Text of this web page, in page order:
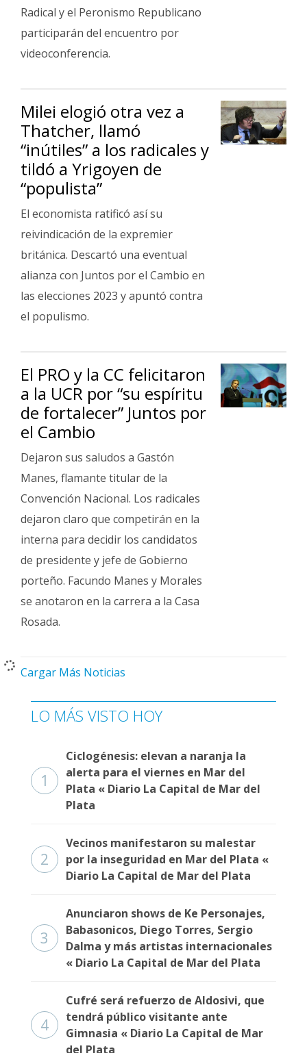
Radical y el Peronismo Republicano
participarán del encuentro por
videoconferencia.
Milei elogió otra vez a
Thatcher, llamó
“inútiles” a los radicales y
tildó a Yrigoyen de
“populista”
El economista ratificó así su
reivindicación de la expremier
británica. Descartó una eventual
alianza con Juntos por el Cambio en
las elecciones 2023 y apuntó contra
el populismo.
El PRO y la CC felicitaron
a la UCR por “su espíritu
de fortalecer” Juntos por
el Cambio
Dejaron sus saludos a Gastón
Manes, flamante titular de la
Convención Nacional. Los radicales
dejaron claro que competirán en la
interna para decidir los candidatos
de presidente y jefe de Gobierno
porteño. Facundo Manes y Morales
se anotaron en la carrera a la Casa
Rosada.
Cargar Más Noticias
LO MÁS VISTO HOY
1
Ciclogénesis: elevan a naranja la
alerta para el viernes en Mar del
Plata « Diario La Capital de Mar del
Plata
2
Vecinos manifestaron su malestar
por la inseguridad en Mar del Plata «
Diario La Capital de Mar del Plata
3
Anunciaron shows de Ke Personajes,
Babasonicos, Diego Torres, Sergio
Dalma y más artistas internacionales
« Diario La Capital de Mar del Plata
4
Cufré será refuerzo de Aldosivi, que
tendrá público visitante ante
Gimnasia « Diario La Capital de Mar
del Plata